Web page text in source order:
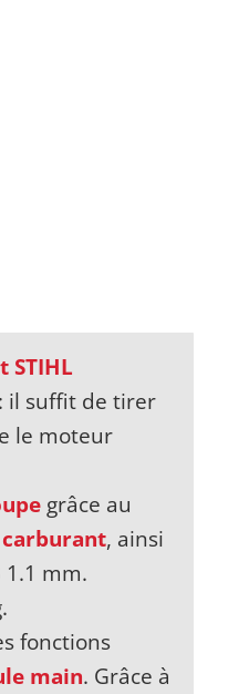
STIHL
il suffit de tirer
le moteur
grâce au
, ainsi
1.1 mm.
fonctions
main. Grâce à